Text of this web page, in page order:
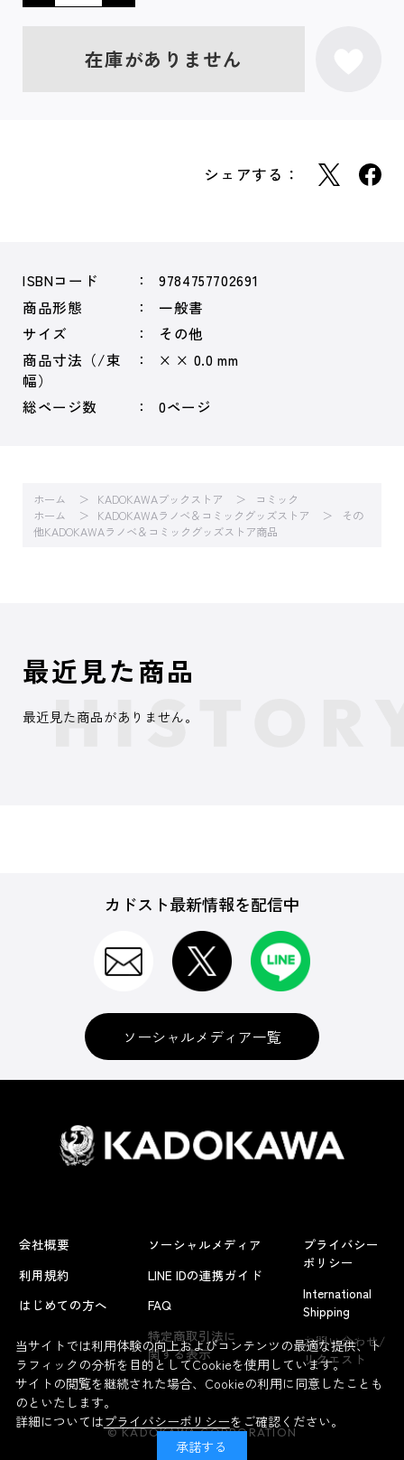
在庫がありません
シェアする：
ISBNコード
9784757702691
商品形態
一般書
サイズ
その他
商品寸法（/束
幅）
× × 0.0 mm
総ページ数 0ページ
ホーム KADOKAWAブックストア
コミック
ホーム
KADOKAWAラノベ＆コミックグッズストア
その
他KADOKAWAラノベ＆コミックグッズストア商品
よくあるお問い合わせ
最近見た商品
最近見た商品がありません。
カドスト最新情報を配信中
ソーシャルメディア一覧
会社概要
利用規約
はじめての方へ
ソーシャルメディア
LINE IDの連携ガイド
FAQ
特定商取引法に
関する表示
プライバシー
ポリシー
International
Shipping
お問い合わせ/
リクエスト
© KADOKAWA CORPORATION
当サイトでは利用体験の向上およびコンテンツの最適な提供、ト
ラフィックの分析を目的としてCookieを使用しています。
サイトの閲覧を継続された場合、Cookieの利用に同意したことも
のといたします。
詳細についてはプライバシーポリシーをご確認ください。
承諾する